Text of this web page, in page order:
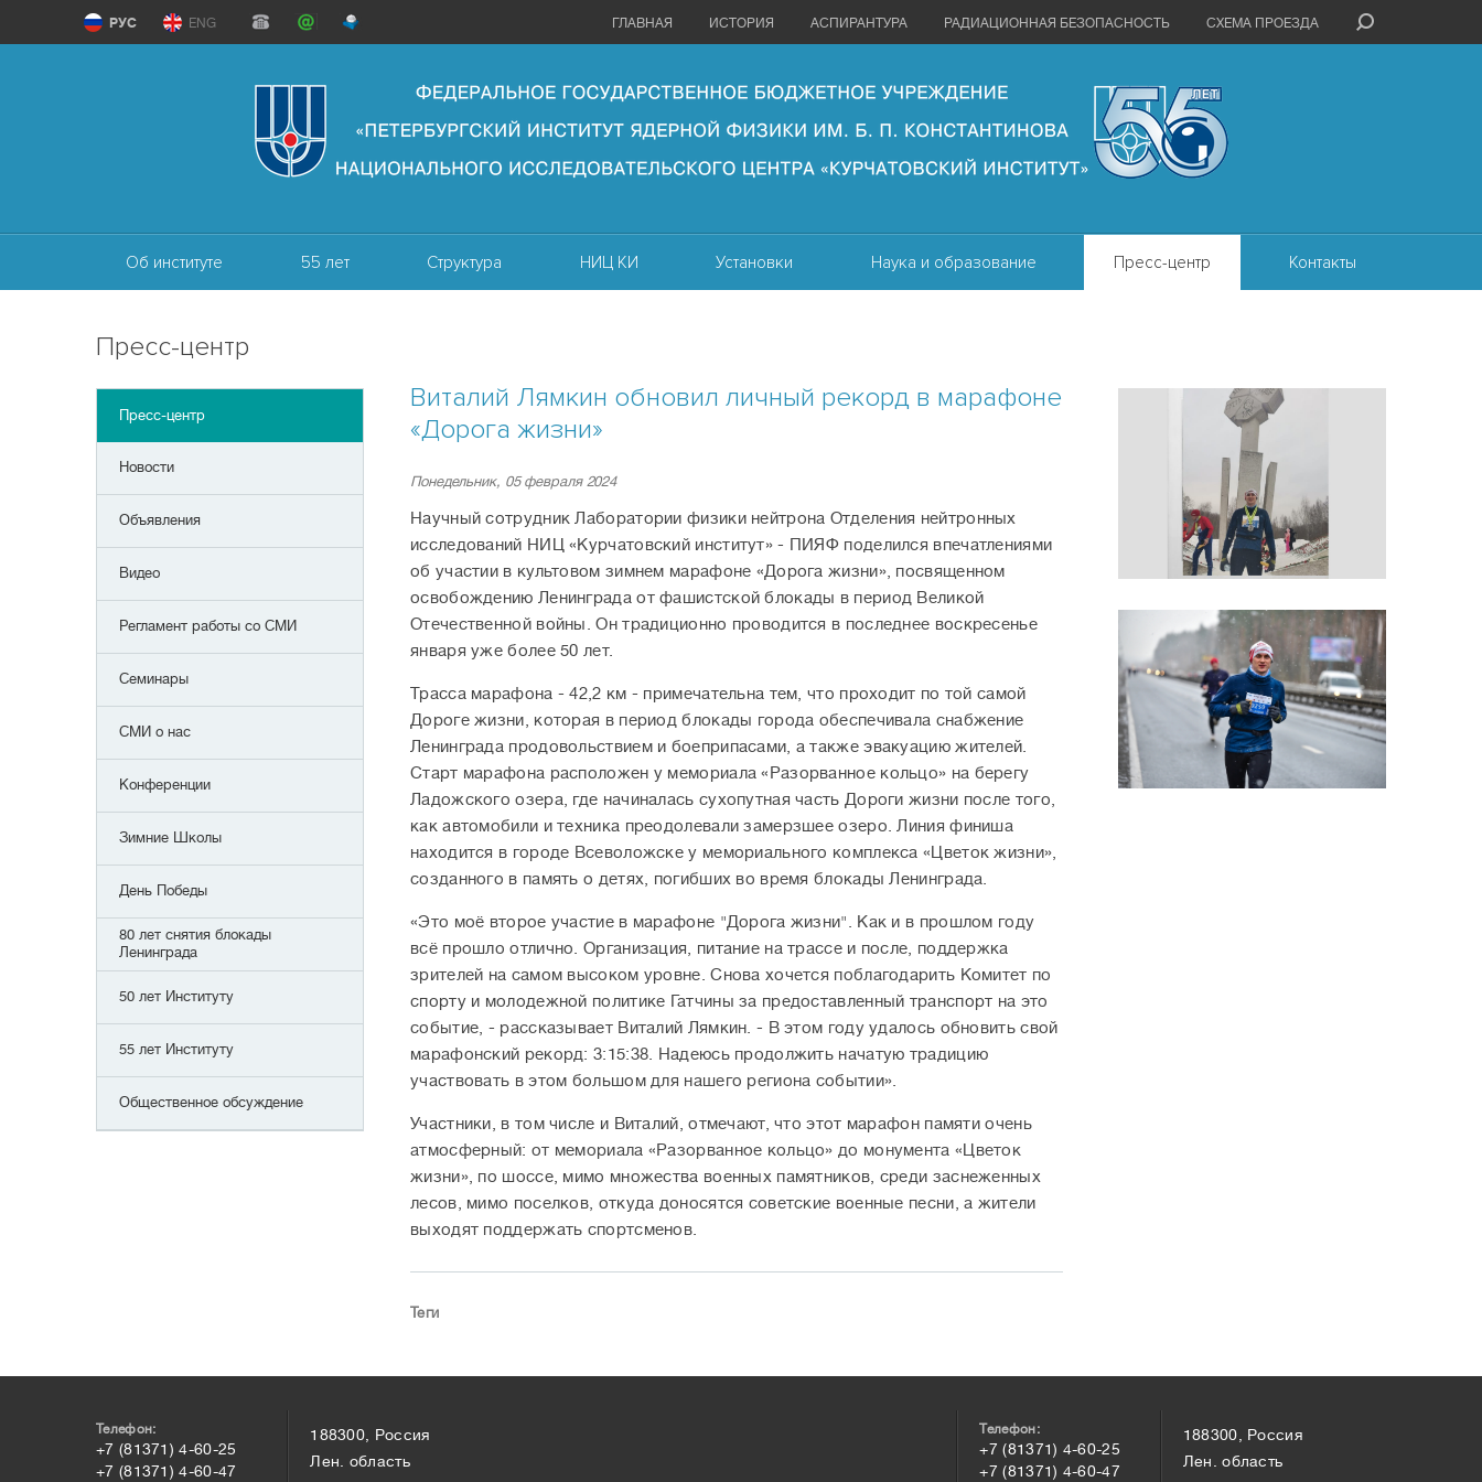
ГЛАВНАЯ ИСТОРИЯ АСПИРАНТУРА РАДИАЦИОННАЯ БЕЗОПАСНОСТЬ СХЕМА ПРОЕЗДА
РУС ENG
Об институте 55 лет Структура НИЦ КИ Установки Наука и образование Пресс-центр Контакты
Пресс-центр
Пресс-центр
Новости
Объявления
Видео
Регламент работы со СМИ
Семинары
СМИ о нас
Конференции
Зимние Школы
День Победы
80 лет снятия блокады
Ленинграда
50 лет Институту
55 лет Институту
Общественное обсуждение
Виталий Лямкин обновил личный рекорд в марафоне
«Дорога жизни»
Понедельник, 05 февраля 2024
Научный сотрудник Лаборатории физики нейтрона Отделения нейтронных
исследований НИЦ «Курчатовский институт» - ПИЯФ поделился впечатлениями
об участии в культовом зимнем марафоне «Дорога жизни», посвященном
освобождению Ленинграда от фашистской блокады в период Великой
Отечественной войны. Он традиционно проводится в последнее воскресенье
января уже более 50 лет.
Трасса марафона - 42,2 км - примечательна тем, что проходит по той самой
Дороге жизни, которая в период блокады города обеспечивала снабжение
Ленинграда продовольствием и боеприпасами, а также эвакуацию жителей.
Старт марафона расположен у мемориала «Разорванное кольцо» на берегу
Ладожского озера, где начиналась сухопутная часть Дороги жизни после того,
как автомобили и техника преодолевали замерзшее озеро. Линия финиша
находится в городе Всеволожске у мемориального комплекса «Цветок жизни»,
созданного в память о детях, погибших во время блокады Ленинграда.
«Это моё второе участие в марафоне "Дорога жизни". Как и в прошлом году
всё прошло отлично. Организация, питание на трассе и после, поддержка
зрителей на самом высоком уровне. Снова хочется поблагодарить Комитет по
спорту и молодежной политике Гатчины за предоставленный транспорт на это
событие, - рассказывает Виталий Лямкин. - В этом году удалось обновить свой
марафонский рекорд: 3:15:38. Надеюсь продолжить начатую традицию
участвовать в этом большом для нашего региона событии».
Участники, в том числе и Виталий, отмечают, что этот марафон памяти очень
атмосферный: от мемориала «Разорванное кольцо» до монумента «Цветок
жизни», по шоссе, мимо множества военных памятников, среди заснеженных
лесов, мимо поселков, откуда доносятся советские военные песни, а жители
выходят поддержать спортсменов.
Теги
Телефон:
+7 (81371) 4-60-25
+7 (81371) 4-60-47
188300, Россия
Лен. область
Телефон:
+7 (81371) 4-60-25
+7 (81371) 4-60-47
188300, Россия
Лен. область